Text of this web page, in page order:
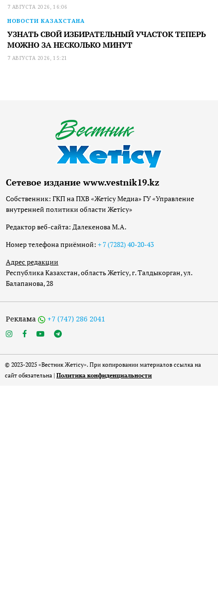
7 АВГУСТА 2026, 16:06
НОВОСТИ КАЗАХСТАНА
УЗНАТЬ СВОЙ ИЗБИРАТЕЛЬНЫЙ УЧАСТОК ТЕПЕРЬ
МОЖНО ЗА НЕСКОЛЬКО МИНУТ
7 АВГУСТА 2026, 15:21
Сетевое издание www.vestnik19.kz
Собственник: ГКП на ПХВ «Жетісу Медиа» ГУ «Управление
внутренней политики области Жетісу»
Редактор веб-сайта: Далекенова М.А.
Номер телефона приёмной: + 7 (7282) 40-20-43
Адрес редакции
Республика Казахстан, область Жетісу, г. Талдыкорган, ул.
Балапанова, 28
Реклама +7 (747) 286 2041
© 2023-2025 «Вестник Жетісу». При копировании материалов ссылка на
сайт обязательна | Политика конфиденциальности